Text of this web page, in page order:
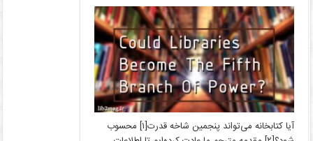
آیا کتابخانه می‌تواند پنجمین شاخه قدرت[۱] محسوب